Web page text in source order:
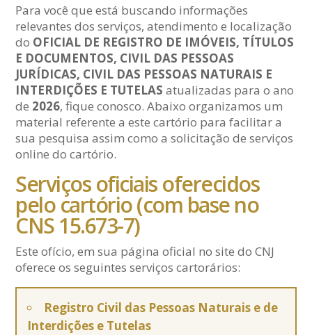
Para você que está buscando informações
relevantes dos serviços, atendimento e localização
do OFICIAL DE REGISTRO DE IMÓVEIS, TÍTULOS
E DOCUMENTOS, CIVIL DAS PESSOAS
JURÍDICAS, CIVIL DAS PESSOAS NATURAIS E
INTERDIÇÕES E TUTELAS atualizadas para o ano
de 2026, fique conosco. Abaixo organizamos um
material referente a este cartório para facilitar a
sua pesquisa assim como a solicitação de serviços
online do cartório.
Serviços oficiais oferecidos
pelo cartório (com base no
CNS 15.673-7)
Este ofício, em sua página oficial no site do CNJ
oferece os seguintes serviços cartorários:
Registro Civil das Pessoas Naturais e de
Interdições e Tutelas